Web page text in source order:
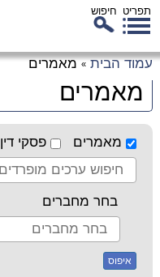
תפריט חיפוש
עמוד הבית » מאמרים
מאמרים
מאמרים פסקי דין
בחר מחברים
איפוס